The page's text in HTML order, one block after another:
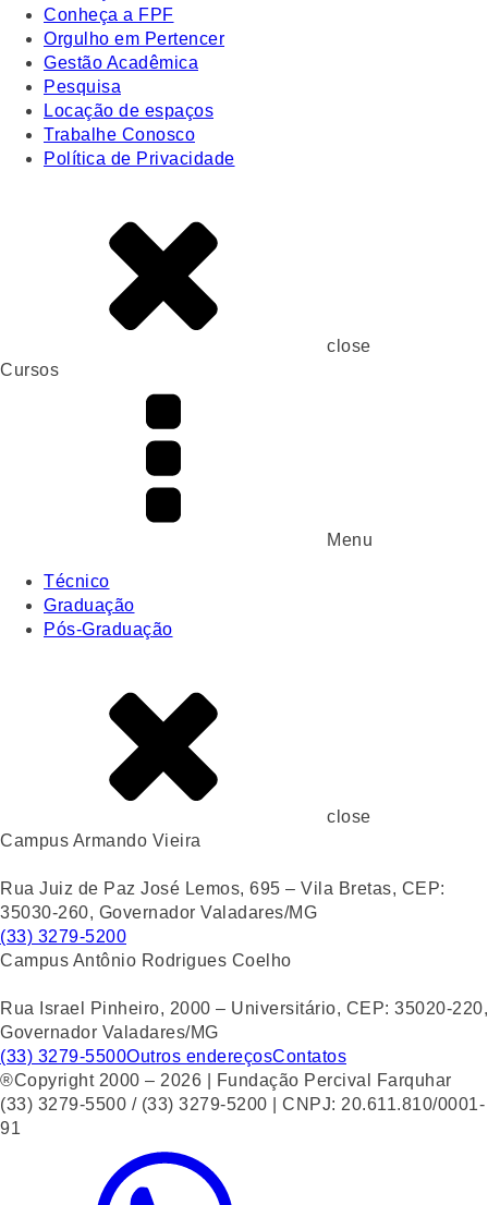
Conheça a FPF
Orgulho em Pertencer
Gestão Acadêmica
Pesquisa
Locação de espaços
Trabalhe Conosco
Política de Privacidade
close
Cursos
Menu
Técnico
Graduação
Pós-Graduação
close
Campus Armando Vieira
Rua Juiz de Paz José Lemos, 695 – Vila Bretas, CEP:
35030-260, Governador Valadares/MG
(33) 3279-5200
Campus Antônio Rodrigues Coelho
Rua Israel Pinheiro, 2000 – Universitário, CEP: 35020-220,
Governador Valadares/MG
(33) 3279-5500Outros endereçosContatos
®Copyright 2000 – 2026 | Fundação Percival Farquhar
(33) 3279-5500 / (33) 3279-5200 | CNPJ: 20.611.810/0001-
91